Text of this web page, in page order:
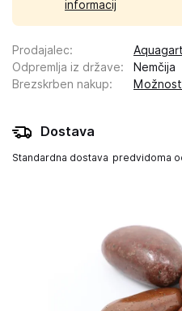
informacij
Prodajalec:
Aquagart
Odpremlja iz države:
Nemčija
Brezskrben nakup:
Dostava
Standardna dostava predvidoma